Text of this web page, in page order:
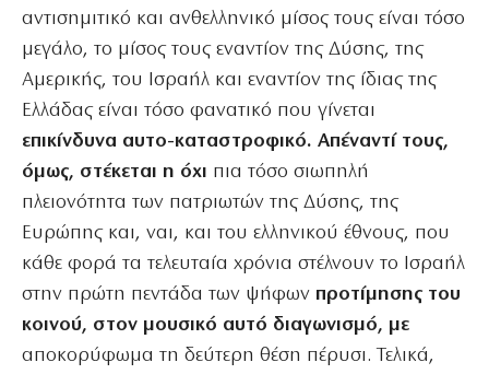
αντισημιτικό και ανθελληνικό μίσος τους είναι τόσο
μεγάλο, το μίσος τους εναντίον της Δύσης, της
Αμερικής, του Ισραήλ και εναντίον της ίδιας της
Ελλάδας είναι τόσο φανατικό που γίνεται
επικίνδυνα αυτο-καταστροφικό. Απέναντί τους,
όμως, στέκεται η όχι πια τόσο σιωπηλή
πλειονότητα των πατριωτών της Δύσης, της
Ευρώπης και, ναι, και του ελληνικού έθνους, που
κάθε φορά τα τελευταία χρόνια στέλνουν το Ισραήλ
στην πρώτη πεντάδα των ψήφων προτίμησης του
κοινού, στον μουσικό αυτό διαγωνισμό, με
αποκορύφωμα τη δεύτερη θέση πέρυσι. Τελικά,